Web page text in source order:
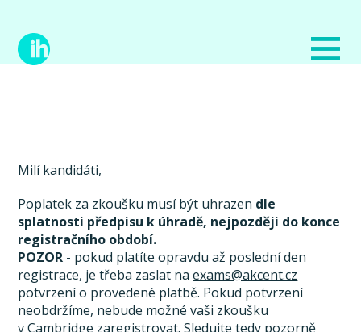
Milí kandidáti,
Poplatek za zkoušku musí být uhrazen dle
splatnosti předpisu k úhradě, nejpozději do konce
registračního období.
POZOR - pokud platíte opravdu až poslední den
registrace, je třeba zaslat naexams@akcent.cz
potvrzení o provedené platbě. Pokud potvrzení
neobdržíme, nebude možné vaši zkoušku
v Cambridge zaregistrovat. Sledujte tedy pozorně